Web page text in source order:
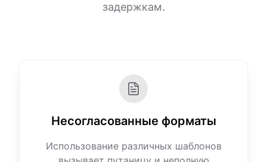
задержкам.
Несогласованные форматы
Использование различных шаблонов